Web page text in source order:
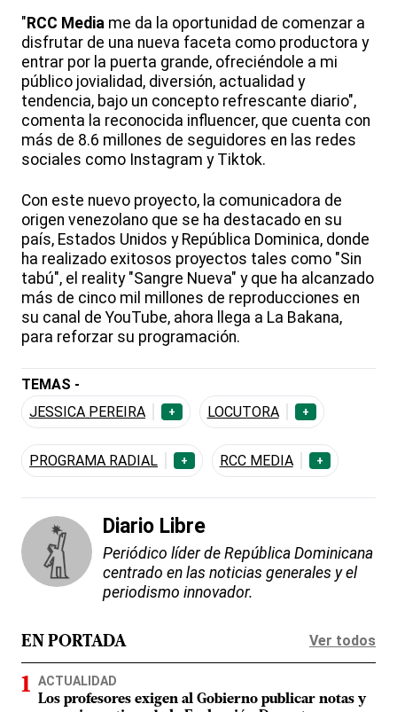
" RCC Media me da la oportunidad de comenzar a
disfrutar de una nueva faceta como productora y
entrar por la puerta grande, ofreciéndole a mi
público jovialidad, diversión, actualidad y
tendencia, bajo un concepto refrescante diario",
comenta la reconocida influencer, que cuenta con
más de 8.6 millones de seguidores en las redes
sociales como Instagram y Tiktok.
Con este nuevo proyecto, la comunicadora de
origen venezolano que se ha destacado en su
país, Estados Unidos y República Dominica, donde
ha realizado exitosos proyectos tales como "Sin
tabú", el reality "Sangre Nueva" y que ha alcanzado
más de cinco mil millones de reproducciones en
su canal de YouTube, ahora llega a La Bakana,
para reforzar su programación.
TEMAS -
JESSICA PEREIRA
+ LOCUTORA +
PROGRAMA RADIAL + RCC MEDIA +
Diario Libre
Periódico líder de República Dominicana
centrado en las noticias generales y el
periodismo innovador.
EN PORTADA Ver todos
ACTUALIDAD
Los profesores exigen al Gobierno publicar notas y